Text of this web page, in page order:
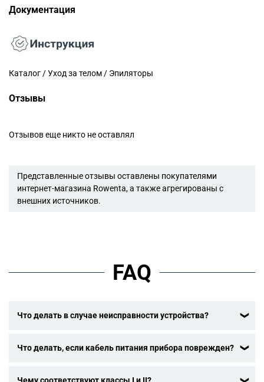
Документация
Каталог / Уход за телом / Эпиляторы
Отзывы
Отзывов еще никто не оставлял
Представленные отзывы оставлены покупателями
интернет-магазина Rowenta, а также агрегированы с
внешних источников.
FAQ
Что делать в случае неисправности устройства?
в руководстве пользователя убедитесь, что
Что делать, если кабель питания прибора поврежден?